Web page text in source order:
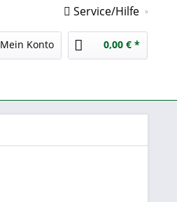
Service/Hilfe
Mein Konto 0,00 € *